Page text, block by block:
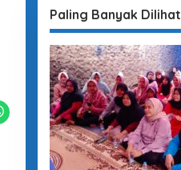
Paling Banyak Dilihat